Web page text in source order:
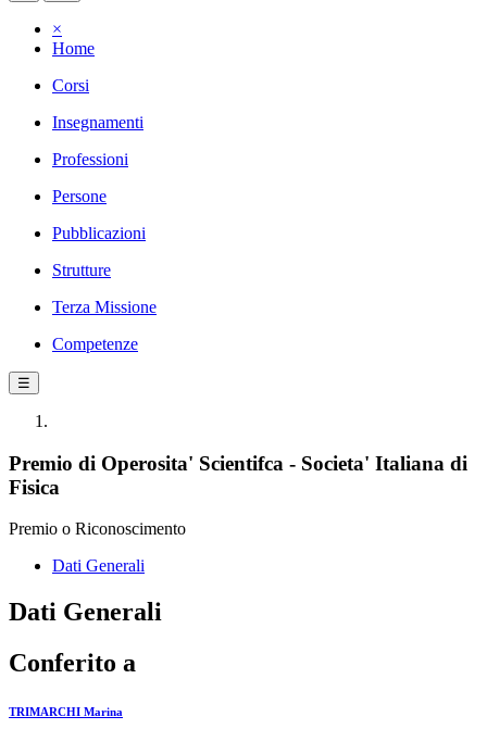
×
Home
Corsi
Insegnamenti
Professioni
Persone
Pubblicazioni
Strutture
Terza Missione
Competenze
☰
Premio di Operosita' Scientifca - Societa' Italiana di
Fisica
Premio o Riconoscimento
Dati Generali
Dati Generali
Conferito a
TRIMARCHI Marina